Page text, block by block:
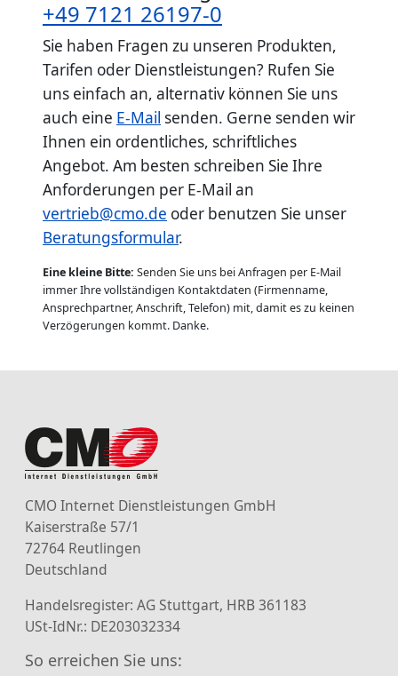
+49 7121 26197-0
Sie haben Fragen zu unseren Produkten,
Tarifen oder Dienstleistungen? Rufen Sie
uns einfach an, alternativ können Sie uns
auch eine E-Mail senden. Gerne senden wir
Ihnen ein ordentliches, schriftliches
Angebot. Am besten schreiben Sie Ihre
Anforderungen per E-Mail an
vertrieb@cmo.de oder benutzen Sie unser
Beratungsformular.
Eine kleine Bitte: Senden Sie uns bei Anfragen per E-Mail
immer Ihre vollständigen Kontaktdaten (Firmenname,
Ansprechpartner, Anschrift, Telefon) mit, damit es zu keinen
Verzögerungen kommt. Danke.
CMO Internet Dienstleistungen GmbH
Kaiserstraße 57/1
72764 Reutlingen
Deutschland
Handelsregister: AG Stuttgart, HRB 361183
USt-IdNr.: DE203032334
So erreichen Sie uns: